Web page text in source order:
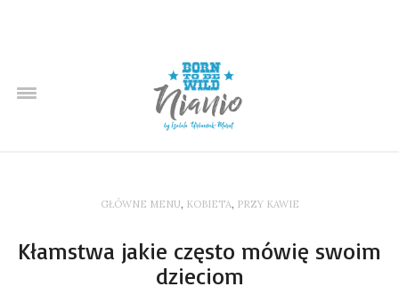
GŁÓWNE MENU, KOBIETA, PRZY KAWIE
Kłamstwa jakie często mówię swoim
dzieciom